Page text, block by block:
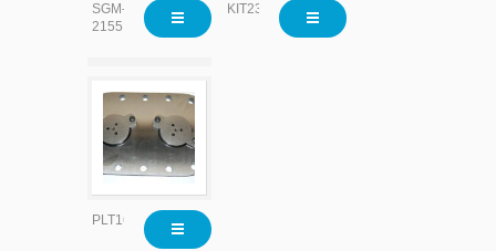
SGM-
2155
KIT23110
PLT1626